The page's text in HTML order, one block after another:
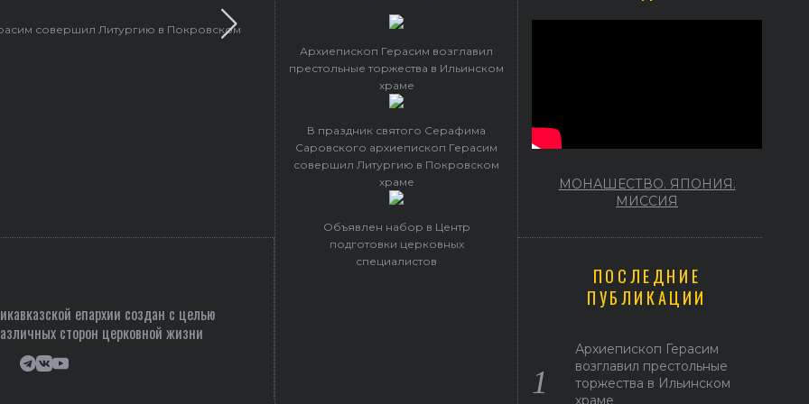
Объявлен набор в Центр подготовки церковных специалистов
епархии создан c целью
сторон церковной жизни
Архиепископ Герасим возглавил
престольные торжества в Ильинском
храме
В праздник святого Серафима
Саровского архиепископ Герасим
совершил Литургию в Покровском
храме
Объявлен набор в Центр
подготовки церковных
специалистов
МОНАШЕСТВО. ЯПОНИЯ.
МИССИЯ
ПОСЛЕДНИЕ
ПУБЛИКАЦИИ
Архиепископ Герасим
возглавил престольные
торжества в Ильинском
храме